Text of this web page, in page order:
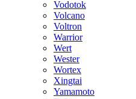
Vodotok
Volcano
Voltron
Warrior
Wert
Wester
Wortex
Xingtai
Yamamoto